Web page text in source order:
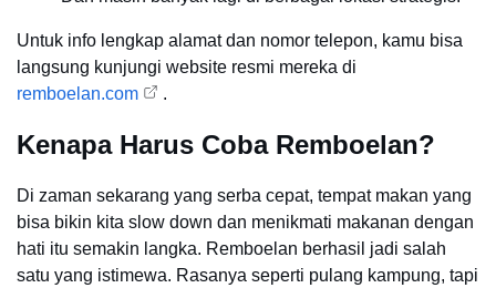
Untuk info lengkap alamat dan nomor telepon, kamu bisa
langsung kunjungi website resmi mereka di
remboelan.com
.
Kenapa Harus Coba Remboelan?
Di zaman sekarang yang serba cepat, tempat makan yang
bisa bikin kita slow down dan menikmati makanan dengan
hati itu semakin langka. Remboelan berhasil jadi salah
satu yang istimewa. Rasanya seperti pulang kampung, tapi